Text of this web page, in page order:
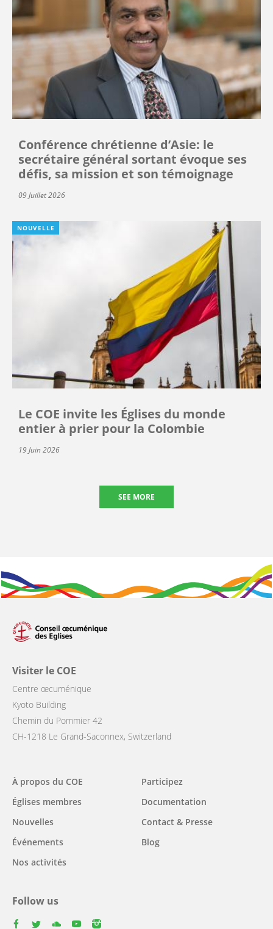
Conférence chrétienne d’Asie: le
secrétaire général sortant évoque ses
défis, sa mission et son témoignage
09 Juillet 2026
NOUVELLE
Le COE invite les Églises du monde
entier à prier pour la Colombie
19 Juin 2026
SEE MORE
Visiter le COE
Centre œcuménique
Kyoto Building
Chemin du Pommier 42
CH-1218 Le Grand-Saconnex, Switzerland
Main
navigation
À propos du COE
Églises membres
Nouvelles
Événements
Nos activités
Participez
Documentation
Contact & Presse
Blog
Follow us